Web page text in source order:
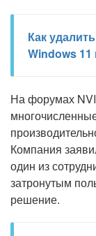
Как
Windows 11
На форумах
Компания
один из
затронутым
решение.